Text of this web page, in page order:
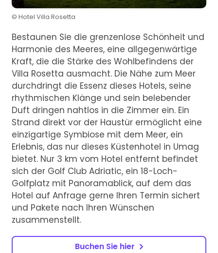
© Hotel Villa Rosetta
Bestaunen Sie die grenzenlose Schönheit und
Harmonie des Meeres, eine allgegenwärtige
Kraft, die die Stärke des Wohlbefindens der
Villa Rosetta ausmacht. Die Nähe zum Meer
durchdringt die Essenz dieses Hotels, seine
rhythmischen Klänge und sein belebender
Duft dringen nahtlos in die Zimmer ein. Ein
Strand direkt vor der Haustür ermöglicht eine
einzigartige Symbiose mit dem Meer, ein
Erlebnis, das nur dieses Küstenhotel in Umag
bietet. Nur 3 km vom Hotel entfernt befindet
sich der Golf Club Adriatic, ein 18-Loch-
Golfplatz mit Panoramablick, auf dem das
Hotel auf Anfrage gerne Ihren Termin sichert
und Pakete nach Ihren Wünschen
zusammenstellt.
Buchen Sie hier